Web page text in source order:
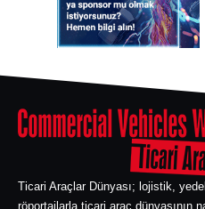
Ticari Araçlar Dünyası; lojistik,
röportajlarla ticari araç dünyasının